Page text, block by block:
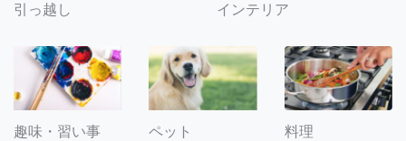
引っ越し インテリア
趣味・習い事 ペット 料理